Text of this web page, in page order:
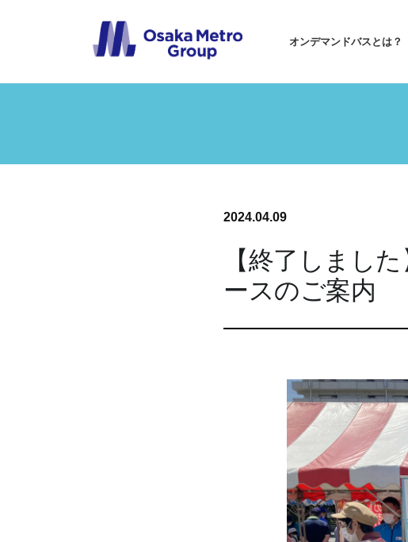
オンデマンドバスとは？
2024.04.09
【終了しまし
ースのご案内